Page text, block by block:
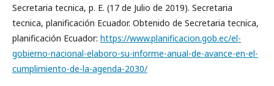
Secretaria tecnica, p. E. (17 de Julio de 2019). Secretaria
tecnica, planificación Ecuador. Obtenido de Secretaria tecnica,
planificación Ecuador: https://www.planificacion.gob.ec/el-
gobierno-nacional-elaboro-su-informe-anual-de-avance-en-el-
cumplimiento-de-la-agenda-2030/